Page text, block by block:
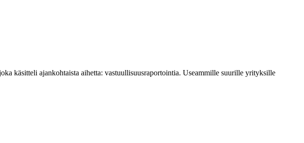
käsitteli ajankohtaista aihetta: vastuullisuusraportointia. Useammille suurille yrityksille